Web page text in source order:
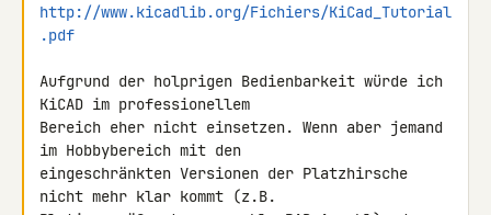
http://www.kicadlib.org/Fichiers/KiCad_Tutorial
.pdf
Aufgrund der holprigen Bedienbarkeit würde ich
KiCAD im professionellem
Bereich eher nicht einsetzen. Wenn aber jemand
im Hobbybereich mit den
eingeschränkten Versionen der Platzhirsche
nicht mehr klar kommt (z.B.